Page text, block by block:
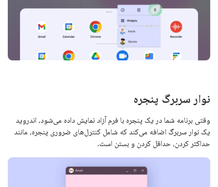
نوار سربرگ پنجره
وقتی برنامه شما در یک پنجره با فرم آزاد نمایش داده می‌شود، اندروید
یک نوار سربرگ اضافه می‌کند که شامل کنترل‌های ضروری پنجره، مانند
حداکثر کردن، حداقل کردن و بستن است.